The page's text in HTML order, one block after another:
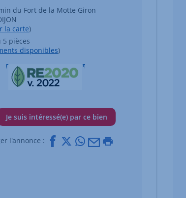
l'élément suivant
du Fort de la Motte Giron
la carte)
5 pièces
disponibles)
Je suis intéressé(e) par ce bien
l'annonce : Facebook
X Whatsapp
Mail